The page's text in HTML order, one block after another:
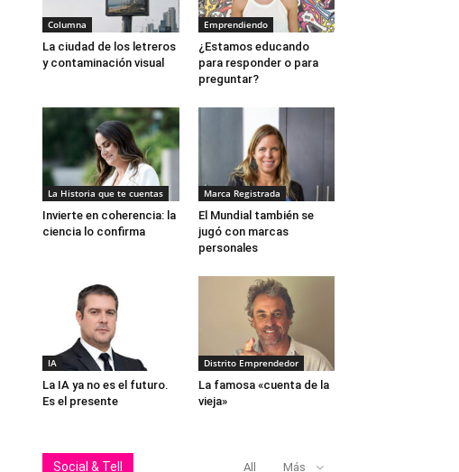
Columna
La ciudad de los letreros
y contaminación visual
Emprendiendo
¿Estamos educando
para responder o para
preguntar?
La Historia que te cuentas
Invierte en coherencia: la
ciencia lo confirma
Marca Registrada
El Mundial también se
jugó con marcas
personales
IA
La IA ya no es el futuro.
Es el presente
Distrito Emprendedor
La famosa «cuenta de la
vieja»
Social & Tell All Más